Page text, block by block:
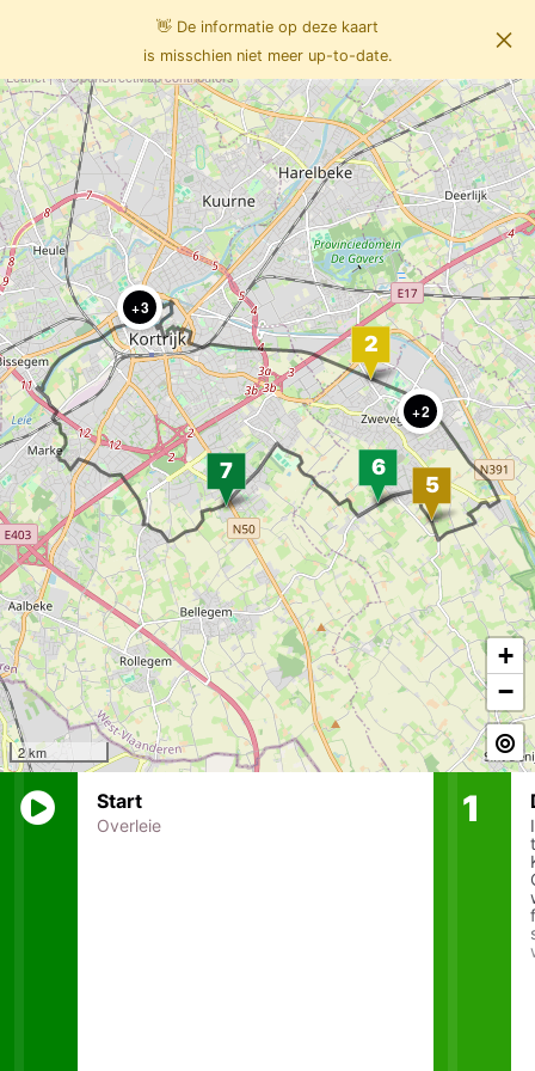
👋 De informatie op deze kaart
is misschien niet meer up-to-date.
×
Info
3
2
+
−
2 km
Leaflet| ©OpenStreetMapcontributors
Start
Overleie